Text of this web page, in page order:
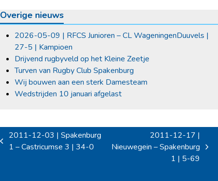
Overige nieuws
2026-05-09 | RFCS Junioren – CL WageningenDuuvels |
27-5 | Kampioen
Drijvend rugbyveld op het Kleine Zeetje
Turven van Rugby Club Spakenburg
Wij bouwen aan een sterk Damesteam
Wedstrijden 10 januari afgelast
previous
2011-12-03 | Spakenburg
1 – Castricumse 3 | 34-0
next
2011-12-17 |
Nieuwegein – Spakenburg
1 | 5-69